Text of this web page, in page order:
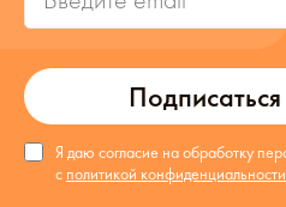
Подписаться
Я даю согласие на обработку
с политикой конфиденциальности